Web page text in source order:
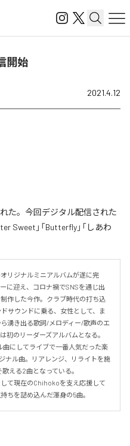
開始
2021.4.12
れた。今回デジタル配信された
Sweet」「Butterfly」「しあわ
リジナルミニアルバムが遂に完
に迎え、コロナ禍でSNSを通じ出
作した今作。クラブ時代の打ち込
サウンドに乗る、女性として、ま
湧き出る歌詞/メロディー/歌声のエ
初のリーダーズアルバムとなる。
にしてライブで一番人気だった楽
ナル曲。リアレンジ、リライトを施
える2曲となっている。
て現在のChihokoを支え応援して
ちを詰め込んだ渾身の5曲。